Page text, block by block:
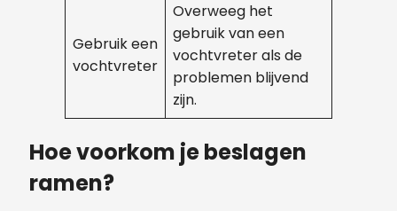
Gebruik een
vochtvreter
Overweeg het
gebruik van een
vochtvreter als de
problemen blijvend
zijn.
Hoe voorkom je beslagen
ramen?